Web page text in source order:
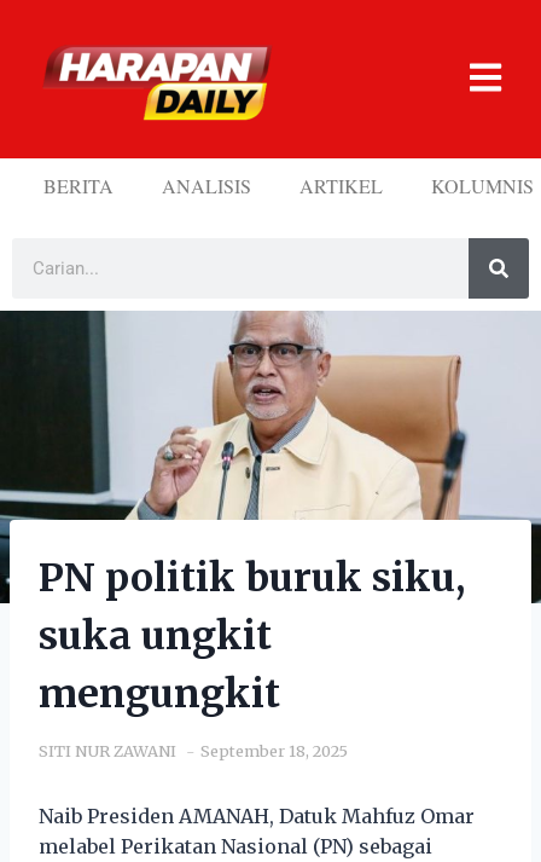
BERITA ANALISIS ARTIKEL KOLUMNIS
PN politik buruk siku,
suka ungkit
mengungkit
SITI NUR ZAWANI September 18, 2025
Naib Presiden AMANAH, Datuk Mahfuz Omar
melabel Perikatan Nasional (PN) sebagai